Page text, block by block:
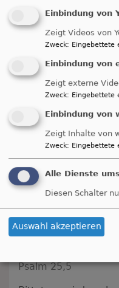
die
die
dass
es
dieses
auf
dem
Weg
First
« Anfang ‹
Seite
Nächste
Weiter >
Last
Evangelische
Aktuelle Meldungen
Friedensarbeit
https://
Gottes Wort für den
Du bist der Gott,
Psalm 25,5
Einbindung von
Zeigt Videos von
Zweck: Eingebettete
Einbindung von
Zeigt externe
Zweck: Eingebettete
Einbindung von
Zeigt Inhalte von
Zweck: Eingebettete
Alle Dienste
Diesen Schalter
Auswahl akzeptieren